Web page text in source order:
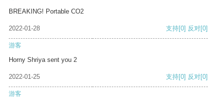
BREAKING! Portable CO2
2022-01-28 支持[0] 反对[0]
游客
Horny Shriya sent you 2
2022-01-25 支持[0] 反对[0]
游客